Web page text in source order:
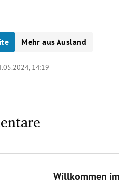
Mehr aus Ausland
14:19